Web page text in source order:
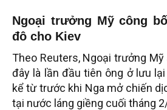
Ngoại trưởng Mỹ công
đô cho Kiev
Theo Reuters, Ngoại trưởng Mỹ
đây là lần đầu tiên ông ở lưu
kể từ trước khi Nga mở chiến
tại nước láng giềng cuối tháng